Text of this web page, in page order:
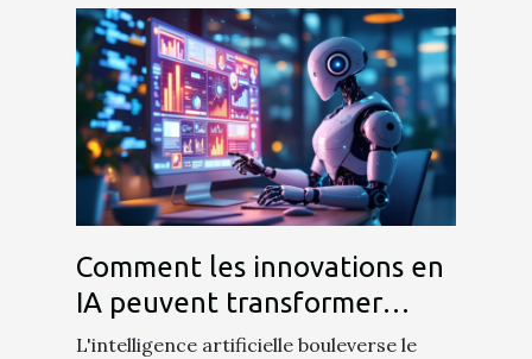
Comment les innovations en
IA peuvent transformer
votre stratégie marketing ?
L'intelligence artificielle bouleverse le